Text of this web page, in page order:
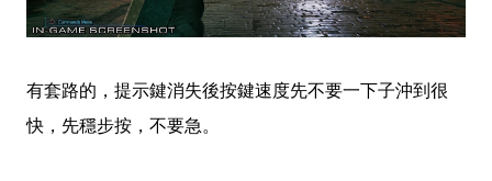
有套路的，提示鍵消失後按鍵速度先不要一下子沖到很
快，先穩步按，不要急。